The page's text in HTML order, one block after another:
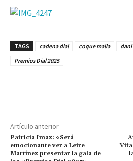
TAGS cadena dial coque malla
Premios Dial 2025
Artículo anterior
Patricia Imaz: «Será
emocionante ver a Leire
Martínez presentar la gala de